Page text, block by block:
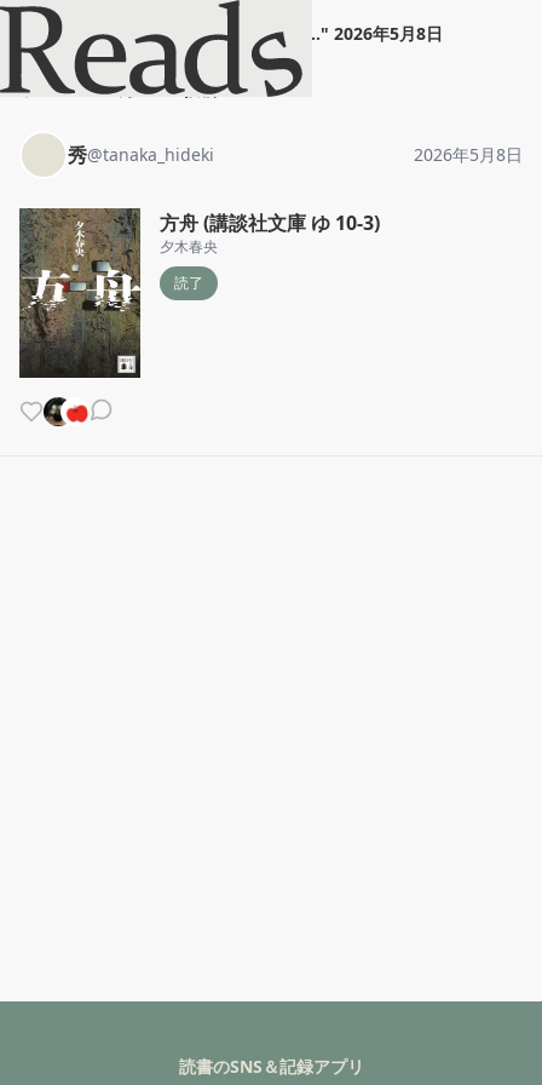
秀" 方舟 (講談社文庫 ゆ 10..." 2026年5月8日
ホーム 秀 投稿
秀@tanaka_hideki 2026年5月8日
方舟 (講談社文庫 ゆ 10-3)
夕木春央
読了
読書のSNS＆記録アプリ